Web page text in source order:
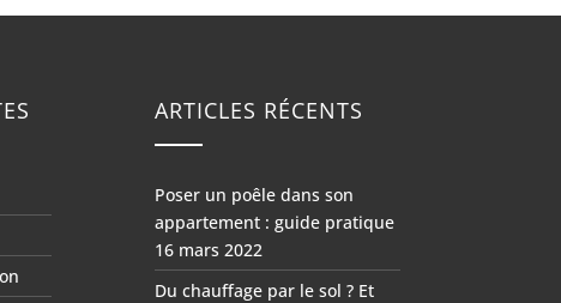
ARTICLES RÉCENTS
Poser un poêle dans son
appartement : guide pratique
16 mars 2022
Du chauffage par le sol ? Et